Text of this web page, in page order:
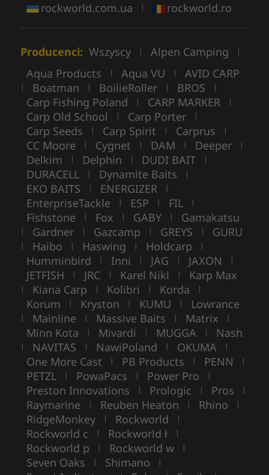
rockworld.com.ua | rockworld.ro
Producenci: Wszyscy | Alpen Camping |
Aqua Products | Aqua VU | AVID CARP
| Boatman | BoilieRoller | BROS |
Carp Fishing Poland | CARP MARKER |
Carp Old School | Carp Porter |
Carp Seeds | Carp Spirit | Carprus |
CC Moore | Cygnet | DAM | Deeper |
Delkim | Delphin | DUDI BAIT |
DURACELL | Dynamite Baits |
EKO BAITS | ENERGIZER |
EnterpriseTackle | ESP | FIL |
Fishstone | Fox | GABY | Gamakatsu
| Gardner | Gazcamp | GREYS | GURU
| Haibo | Haswing | Holdcarp |
Humminbird | Inni | JAG | JAXON |
JETFISH | JRC | Karel Nikl | Karp Max
| Kiana Carp | Kolibri | Korda |
Korum | Kryston | KUMU | Lowrance
| Mainline | Massive Baits | Matrix |
Minn Kota | Mivardi | MUGGA | Nash
| NAVITAS | NawiPoland | OKUMA |
One More Cast | PB Products | PENN |
PETZL | PowaPacs | Power Pro |
Preston Innovations | Prologic | Pros |
Raymarine | Reuben Heaton | Rhino |
RidgeMonkey | Rockworld |
Rockworld c | Rockworld ł |
Rockworld p | Rockworld w |
Seven Oaks | Shimano |